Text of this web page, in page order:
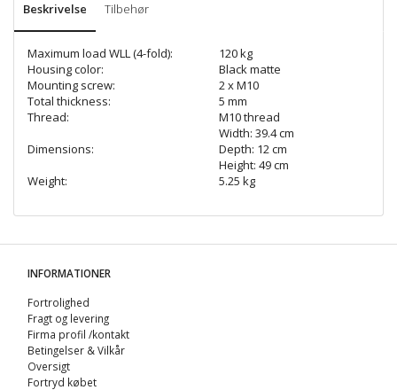
Beskrivelse Tilbehør
Maximum load WLL (4-fold):
120 kg
Housing color:
Black matte
Mounting screw:
2 x M10
Total thickness:
5 mm
Thread:
M10 thread
Dimensions:
Width: 39.4 cm
Depth: 12 cm
Height: 49 cm
Weight:
5.25 kg
INFORMATIONER
Fortrolighed
Fragt og levering
Firma profil /kontakt
Betingelser & Vilkår
Oversigt
Fortryd købet